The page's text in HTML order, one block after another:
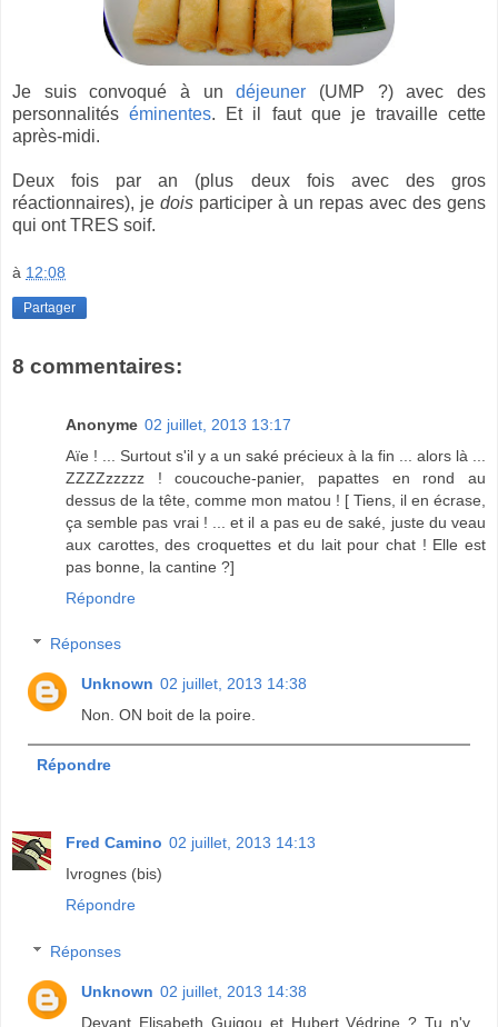
Je suis convoqué à undéjeuner (UMP ?) avec des
personnalitéséminentes. Et il faut que je travaille cette
après-midi.
Deux fois par an (plus deux fois avec des gros
réactionnaires), je dois participer à un repas avec des gens
qui ont TRES soif.
à 12:08
Partager
8 commentaires:
Anonyme 02 juillet, 2013 13:17
Aïe ! ... Surtout s'il y a un saké précieux à la fin ... alors là ...
ZZZZzzzzz ! coucouche-panier, papattes en rond au
dessus de la tête, comme mon matou ! [ Tiens, il en écrase,
ça semble pas vrai ! ... et il a pas eu de saké, juste du veau
aux carottes, des croquettes et du lait pour chat ! Elle est
pas bonne, la cantine ?]
Répondre
Réponses
Unknown 02 juillet, 2013 14:38
Non. ON boit de la poire.
Répondre
Fred Camino 02 juillet, 2013 14:13
Ivrognes (bis)
Répondre
Réponses
Unknown 02 juillet, 2013 14:38
Devant Elisabeth Guigou et Hubert Védrine ? Tu n'y